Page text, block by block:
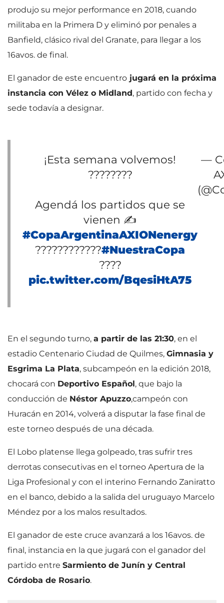
produjo su mejor performance en 2018, cuando
militaba en la Primera D y eliminó por penales a
Banfield, clásico rival del Granate, para llegar a los
16avos. de final.
El ganador de este encuentro jugará en la próxima
instancia con Vélez o Midland, partido con fecha y
sede todavía a designar.
¡Esta semana volvemos!
????????
Agendá los partidos que se
vienen ✍️
#CopaArgentinaAXIONenergy
????????????#NuestraCopa
????
pic.twitter.com/BqesiHtA75
—
En el segundo turno, a partir de las 21:30, en el
estadio Centenario Ciudad de Quilmes, Gimnasia y
Esgrima La Plata, subcampeón en la edición 2018,
chocará con Deportivo Español, que bajo la
conducción de Néstor Apuzzo,campeón con
Huracán en 2014, volverá a disputar la fase final de
este torneo después de una década.
El Lobo platense llega golpeado, tras sufrir tres
derrotas consecutivas en el torneo Apertura de la
Liga Profesional y con el interino Fernando Zaniratto
en el banco, debido a la salida del uruguayo Marcelo
Méndez por a los malos resultados.
El ganador de este cruce avanzará a los 16avos. de
final, instancia en la que jugará con el ganador del
partido entre Sarmiento de Junín y Central
Córdoba de Rosario.